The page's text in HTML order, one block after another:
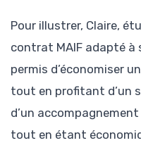
Pour illustrer, Claire,
contrat MAIF adapté à
permis d’économiser
tout en profitant d’un
d’un
tout en étant